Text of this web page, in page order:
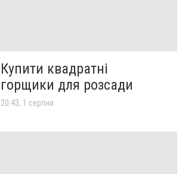
Купити квадратні
горщики для розсади
20:43, 1 серпня